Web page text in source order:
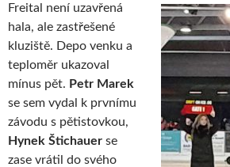
Freital není uzavřená
hala, ale zastřešené
kluziště. Depo venku a
teploměr ukazoval
mínus pět. Petr Marek
se sem vydal k prvnímu
závodu s pětistovkou,
Hynek Štichauer se
zase vrátil do svého